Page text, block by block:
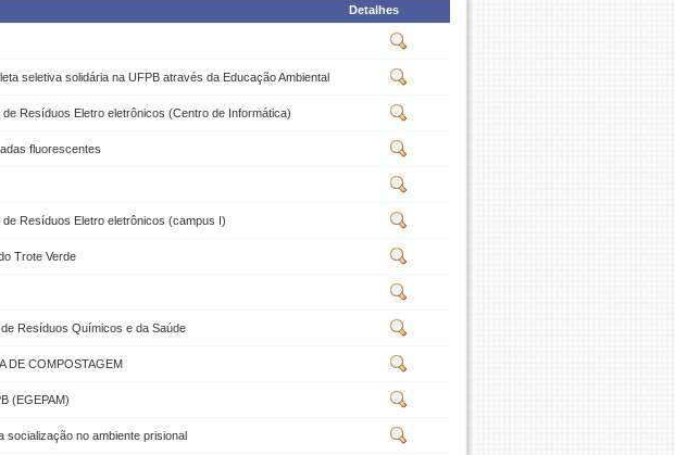
Detalhes
seletiva solidária na UFPB através da Educação Ambiental
Resíduos Eletro eletrônicos (Centro de Informática)
fluorescentes
Resíduos Eletro eletrônicos (campus I)
Trote Verde
Resíduos Químicos e da Saúde
DE COMPOSTAGEM
(EGEPAM)
socialização no ambiente prisional